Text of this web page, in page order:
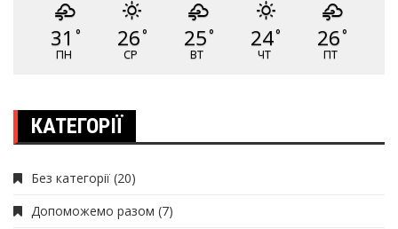
31 °
ПН
26°
СР
25°
ВТ
24°
ЧТ
26°
ПТ
КАТЕГОРІЇ
Без категорії (20)
Допоможемо разом (7)